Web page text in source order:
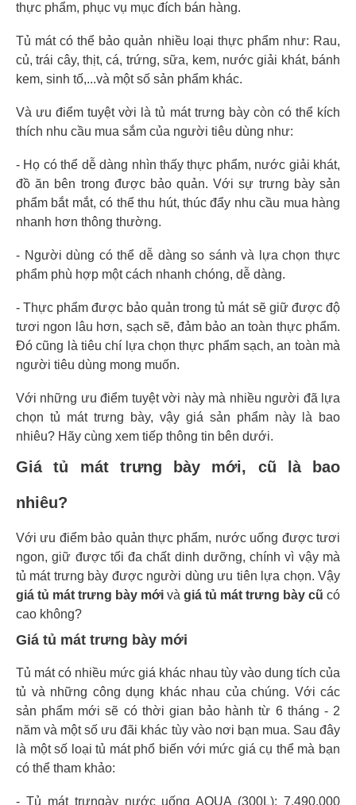
thực phẩm, phục vụ mục đích bán hàng.
Tủ mát có thể bảo quản nhiều loại thực phẩm như: Rau,
củ, trái cây, thịt, cá, trứng, sữa, kem, nước giải khát, bánh
kem, sinh tố,...và một số sản phẩm khác.
Và ưu điểm tuyệt vời là tủ mát trưng bày còn có thể kích
thích nhu cầu mua sắm của người tiêu dùng như:
- Họ có thể dễ dàng nhìn thấy thực phẩm, nước giải khát,
đồ ăn bên trong được bảo quản. Với sự trưng bày sản
phẩm bắt mắt, có thể thu hút, thúc đẩy nhu cầu mua hàng
nhanh hơn thông thường.
- Người dùng có thể dễ dàng so sánh và lựa chọn thực
phẩm phù hợp một cách nhanh chóng, dễ dàng.
- Thực phẩm được bảo quản trong tủ mát sẽ giữ được độ
tươi ngon lâu hơn, sạch sẽ, đảm bảo an toàn thực phẩm.
Đó cũng là tiêu chí lựa chọn thực phẩm sạch, an toàn mà
người tiêu dùng mong muốn.
Với những ưu điểm tuyệt vời này mà nhiều người đã lựa
chọn tủ mát trưng bày, vậy giá sản phẩm này là bao
nhiêu? Hãy cùng xem tiếp thông tin bên dưới.
Giá tủ mát trưng bày mới, cũ là bao
nhiêu?
Với ưu điểm bảo quản thực phẩm, nước uống được tươi
ngon, giữ được tối đa chất dinh dưỡng, chính vì vậy mà
tủ mát trưng bày được người dùng ưu tiên lựa chọn. Vậy
giá tủ mát trưng bày mới và giá tủ mát trưng bày cũ có
cao không?
Giá tủ mát trưng bày mới
Tủ mát có nhiều mức giá khác nhau tùy vào dung tích của
tủ và những công dụng khác nhau của chúng. Với các
sản phẩm mới sẽ có thời gian bảo hành từ 6 tháng - 2
năm và một số ưu đãi khác tùy vào nơi bạn mua. Sau đây
là một số loại tủ mát phổ biến với mức giá cụ thể mà bạn
có thể tham khảo:
- Tủ mát trưngày nước uống AQUA (300L): 7.490.000